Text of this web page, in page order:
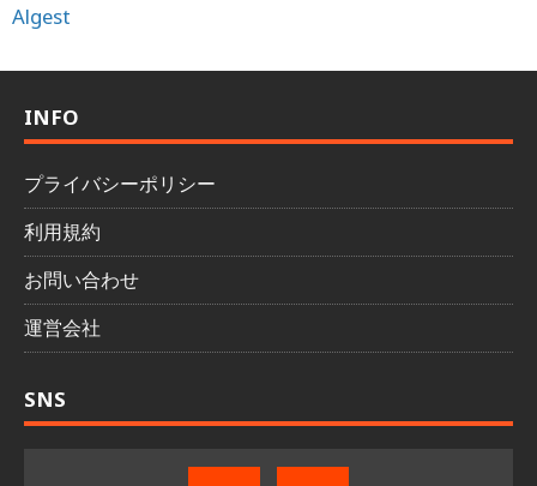
Algest
INFO
プライバシーポリシー
利用規約
お問い合わせ
運営会社
SNS